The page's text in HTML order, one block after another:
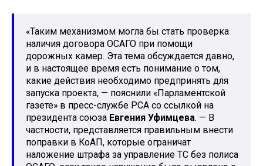
«Таким механизмом могла бы стать проверка
наличия договора ОСАГО при помощи
дорожных камер. Эта тема обсуждается давно,
и в настоящее время есть понимание о том,
какие действия необходимо предпринять для
запуска проекта, — пояснили «Парламентской
газете» в пресс-службе РСА со ссылкой на
президента союза Евгения Уфимцева. — В
частности, представляется правильным внести
поправки в КоАП, которые ограничат
наложение штрафа за управление ТС без полиса